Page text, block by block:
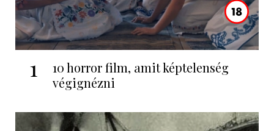
1
10 horror film, amit képtelenség
végignézni